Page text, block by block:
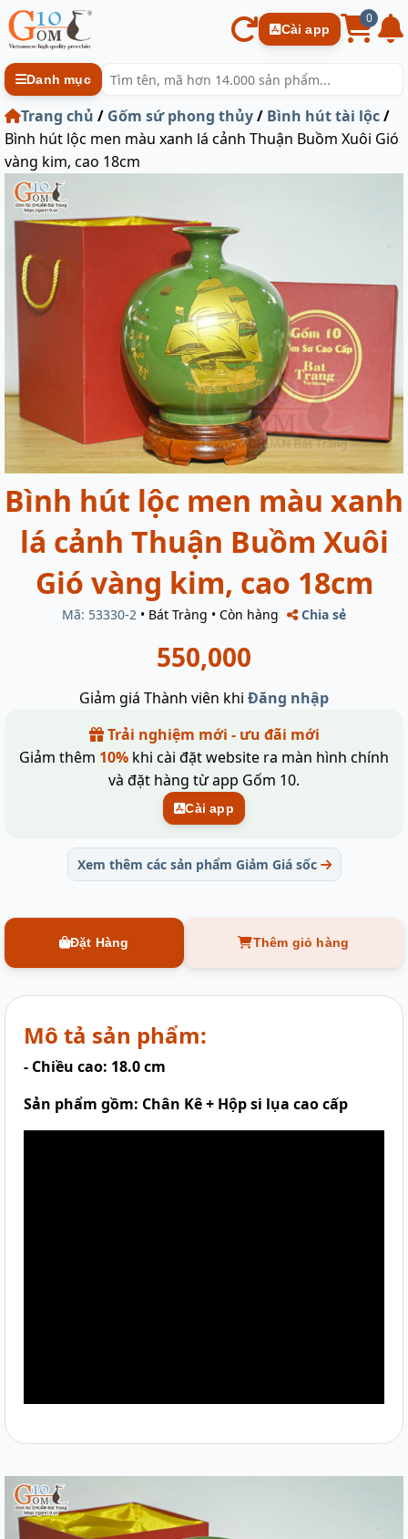
Cài app
0
Danh mục
Trang chủ / Gốm sứ phong thủy/ Bình hút tài lộc/
Bình hút lộc men màu xanh lá cảnh Thuận Buồm Xuôi Gió
vàng kim, cao 18cm
Bình hút lộc men màu xanh
lá cảnh Thuận Buồm Xuôi
Gió vàng kim, cao 18cm
Mã: 53330-2 • Bát Tràng • Còn hàng Chia sẻ
550,000
Giảm giá Thành viên khi Đăng nhập
Trải nghiệm mới - ưu đãi mới
Giảm thêm 10% khi cài đặt website ra màn hình chính
và đặt hàng từ app Gốm 10.
Cài app
Xem thêm các sản phẩm Giảm Giá sốc
Đặt Hàng Thêm giỏ hàng
Mô tả sản phẩm:
- Chiều cao: 18.0 cm
Sản phẩm gồm: Chân Kê + Hộp si lụa cao cấp